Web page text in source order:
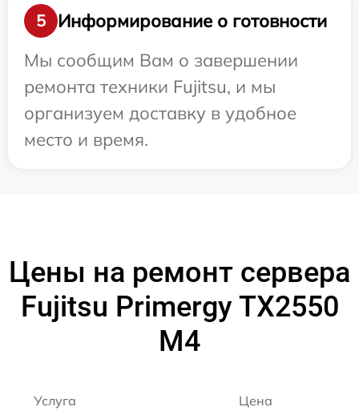
5
Информирование о готовности
Мы сообщим Вам о завершении
ремонта техники Fujitsu, и мы
организуем доставку в удобное
место и время.
Цены на ремонт сервера
Fujitsu Primergy TX2550
M4
Услуга Цена